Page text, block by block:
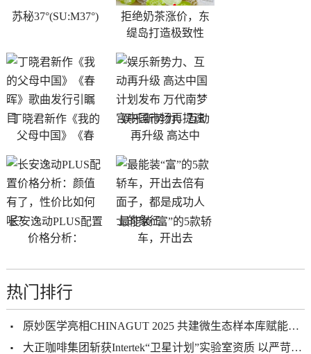
苏秘37°(SU:M37°)
拒绝奶茶涨价，东
缇岛打造极致性
丁晓君新作《我的
父母中国》《春
娱乐新势力、互动
再升级 高达中
长安逸动PLUS配置
价格分析：
最能装“富”的5款轿
车，开出去
热门排行
原妙医学亮相CHINAGUT 2025 共建微生态样本库赋能健康产业升级
大正咖啡集团斩获Intertek“卫星计划”实验室资质 以严苛品控赋能全球化发展